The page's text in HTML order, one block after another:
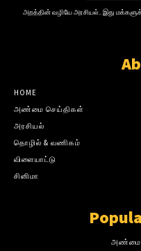
அறத்தின் வழியே அரசியல்.. இது
HOME
அண்மை செய்திகள்
அரசியல்
தொழில் & வணிகம்
விளையாட்டு
சினிமா
அண்மை